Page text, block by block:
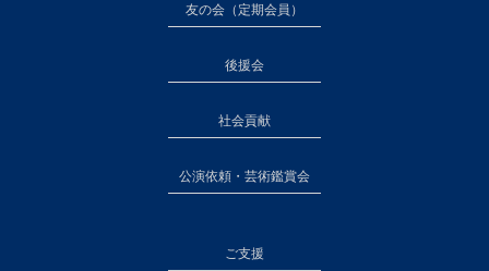
友の会（定期会員）
後援会
社会貢献
公演依頼・芸術鑑賞会
ご支援